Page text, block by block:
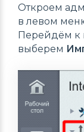
Откроем
в левом
Перейдём к
выберем